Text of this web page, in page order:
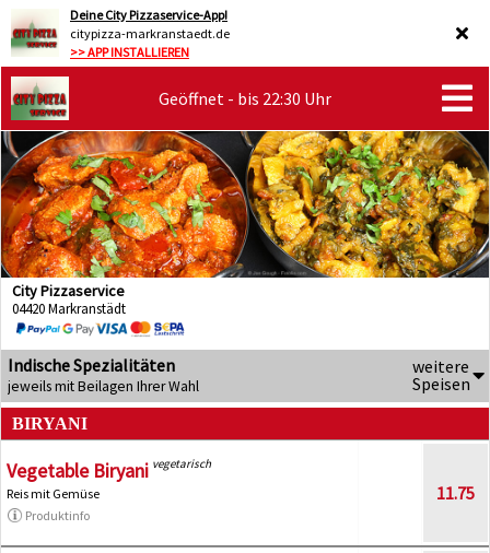
Deine City Pizzaservice-App!
citypizza-markranstaedt.de
>> APP INSTALLIEREN
Geöffnet - bis 22:30 Uhr
City Pizzaservice
04420 Markranstädt
Indische Spezialitäten
jeweils mit Beilagen Ihrer Wahl
weitere
Speisen
BIRYANI
Vegetable Biryani vegetarisch
Reis mit Gemüse
Produktinfo
11.75